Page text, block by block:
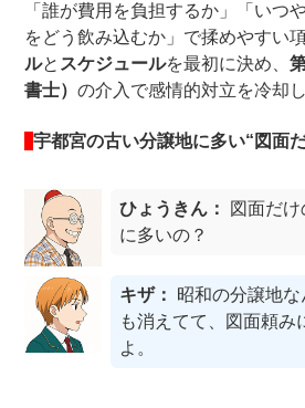
「誰が費用を負担するか」「いつ
をどう飲み込むか」で揉めやすい
ルと スケジュールを最初に決め、
書士）の介入で感情的対立を冷却し
宇都宮の古い分譲地に多い“図面
ひょうきん：
図面だ
に多いの？
キザ：
昭和の分譲地
も消えてて、図面頼み
よ。